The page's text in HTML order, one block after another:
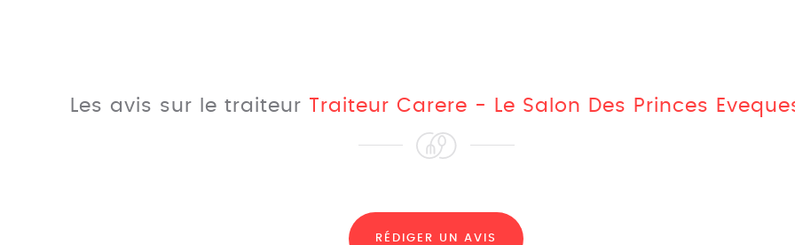
Les avis sur le traiteur Traiteur Carere - Le Salon Des Princes
RÉDIGER UN AVIS